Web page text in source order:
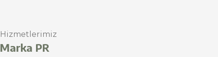
Hizmetlerimiz
Marka PR